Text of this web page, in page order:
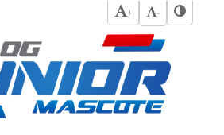
+ -